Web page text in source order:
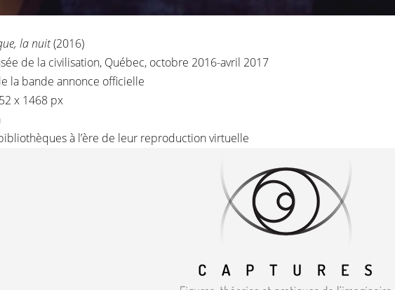
la nuit(2016)
de la civilisation, Québec, octobre 2016-avril 2017
la bande annonce officielle
x 1468 px
à l’ère de leur reproduction virtuelle